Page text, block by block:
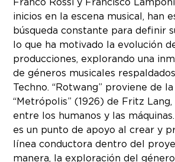
inicios en la escena musical, han
búsqueda constante para definir
lo que ha motivado la evolución
producciones, explorando una
de géneros musicales
Techno. “Rotwang” proviene de
“Metrópolis” (1926) de Fritz
entre los humanos y las
es un punto de apoyo al crear y
línea conductora dentro del
manera, la exploración del